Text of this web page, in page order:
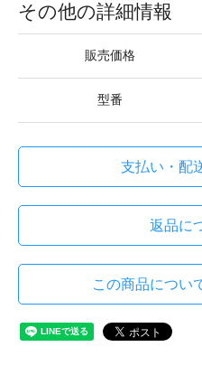
その他の詳細情報
販売価格
型番
支払い・配
返品に
この商品につい